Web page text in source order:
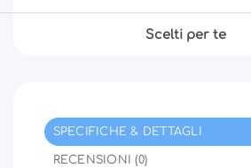
Scelti per te
SPECIFICHE & DETTAGLI
RECENSIONI (0)